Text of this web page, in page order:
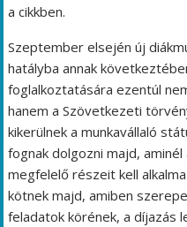
a cikkben.
Szeptember elsején új
hatályba annak
foglalkoztatására ezentúl
hanem a Szövetkezeti
kikerülnek a munkavállaló
fognak dolgozni majd,
megfelelő részeit kell
kötnek majd, amiben
feladatok körének, a díjazás